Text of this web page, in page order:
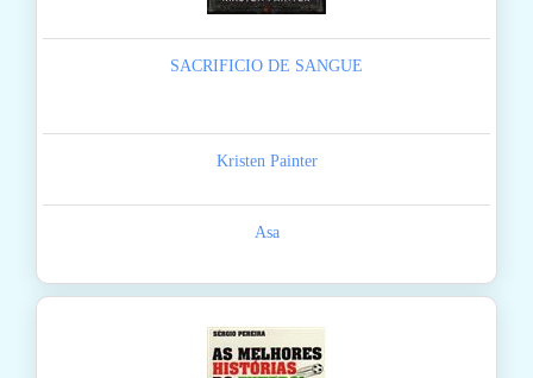
SACRIFICIO DE SANGUE
Kristen Painter
Asa